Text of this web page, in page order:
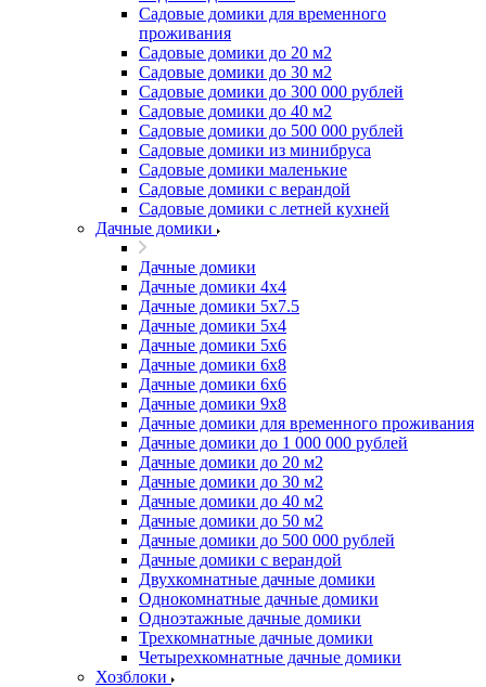
Садовые домики для временного
проживания
Садовые домики до 20 м2
Садовые домики до 30 м2
Садовые домики до 300 000 рублей
Садовые домики до 40 м2
Садовые домики до 500 000 рублей
Садовые домики из минибруса
Садовые домики маленькие
Садовые домики с верандой
Садовые домики с летней кухней
Дачные домики
Дачные домики
Дачные домики 4х4
Дачные домики 5x7.5
Дачные домики 5х4
Дачные домики 5х6
Дачные домики 6x8
Дачные домики 6х6
Дачные домики 9x8
Дачные домики для временного проживания
Дачные домики до 1 000 000 рублей
Дачные домики до 20 м2
Дачные домики до 30 м2
Дачные домики до 40 м2
Дачные домики до 50 м2
Дачные домики до 500 000 рублей
Дачные домики с верандой
Двухкомнатные дачные домики
Однокомнатные дачные домики
Одноэтажные дачные домики
Трехкомнатные дачные домики
Четырехкомнатные дачные домики
Хозблоки